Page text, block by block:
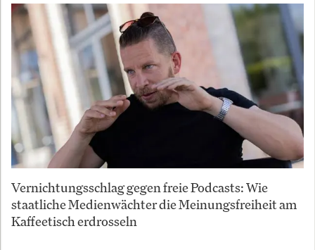
Vernichtungsschlag gegen freie Podcasts: Wie
staatliche Medienwächter die Meinungsfreiheit am
Kaffeetisch erdrosseln